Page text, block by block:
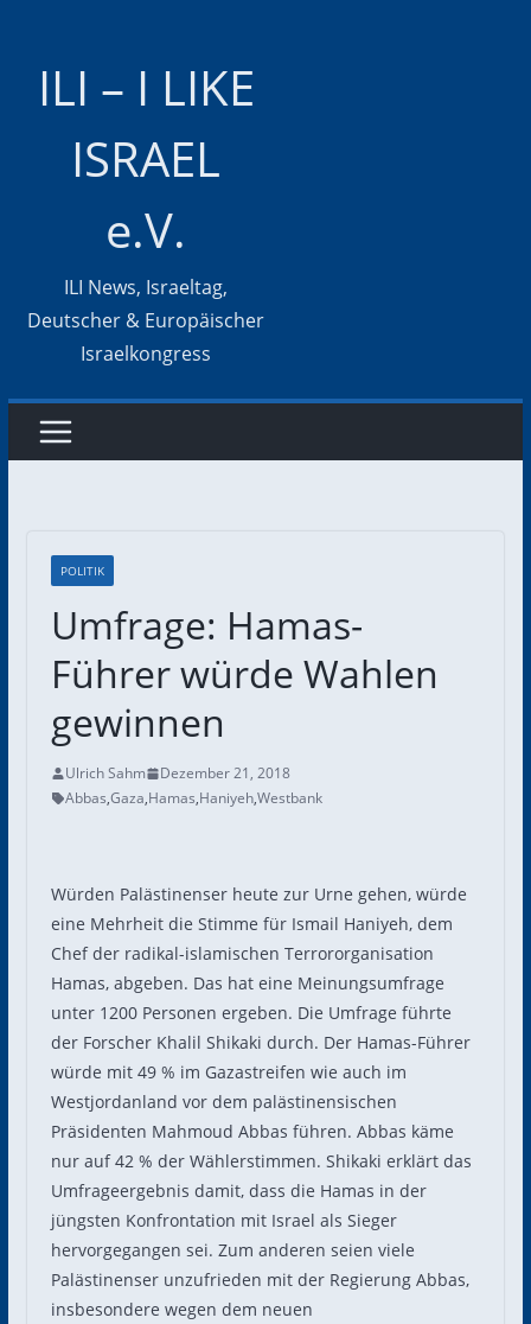
ILI – I LIKE
ISRAEL
e.V.
ILI News, Israeltag,
Deutscher & Europäischer
Israelkongress
POLITIK
Umfrage: Hamas-
Führer würde Wahlen
gewinnen
Ulrich Sahm
Dezember 21, 2018
Abbas,Gaza,Hamas,Haniyeh,Westbank
Würden Palästinenser heute zur Urne gehen, würde
eine Mehrheit die Stimme für Ismail Haniyeh, dem
Chef der radikal-islamischen Terrororganisation
Hamas, abgeben. Das hat eine Meinungsumfrage
unter 1200 Personen ergeben. Die Umfrage führte
der Forscher Khalil Shikaki durch. Der Hamas-Führer
würde mit 49 % im Gazastreifen wie auch im
Westjordanland vor dem palästinensischen
Präsidenten Mahmoud Abbas führen. Abbas käme
nur auf 42 % der Wählerstimmen. Shikaki erklärt das
Umfrageergebnis damit, dass die Hamas in der
jüngsten Konfrontation mit Israel als Sieger
hervorgegangen sei. Zum anderen seien viele
Palästinenser unzufrieden mit der Regierung Abbas,
insbesondere wegen dem neuen